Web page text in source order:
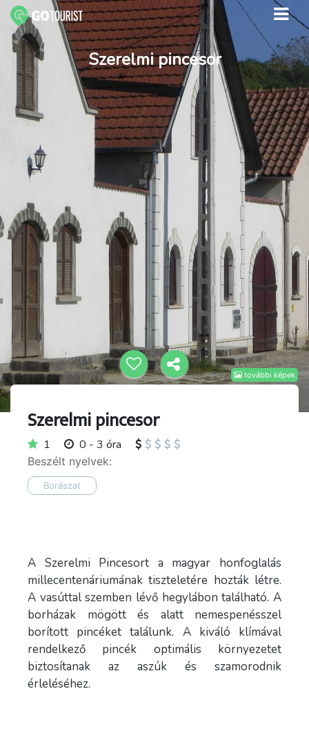
további képek
Szerelmi pincesor
Szerelmi pincesor
1 0 - 3 óra
Beszélt nyelvek:
Borászat
A Szerelmi Pincesort a magyar honfoglalás
millecentenáriumának tiszteletére hozták létre.
A vasúttal szemben lévő hegylábon található. A
borházak mögött és alatt nemespenésszel
borított pincéket találunk. A kiváló klímával
rendelkező pincék optimális környezetet
biztosítanak az aszúk és szamorodnik
érleléséhez.